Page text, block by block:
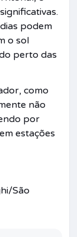
podem
o sol
perto das
como
não
por
estações
São